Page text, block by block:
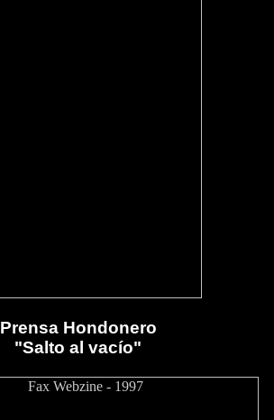
Prensa Hondonero
"Salto al vacío"